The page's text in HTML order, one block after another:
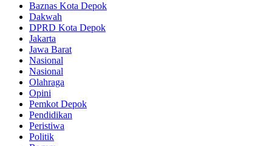
Baznas Kota Depok
Dakwah
DPRD Kota Depok
Jakarta
Jawa Barat
Nasional
Nasional
Olahraga
Opini
Pemkot Depok
Pendidikan
Peristiwa
Politik